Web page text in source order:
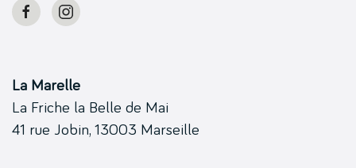
La Marelle
La Friche la Belle de Mai
41 rue Jobin, 13003 Marseille